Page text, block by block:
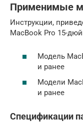
Применимые
Инструкции,
MacBook Pro 15-
Модель
и ранее
Модели
и ранее
Спецификации